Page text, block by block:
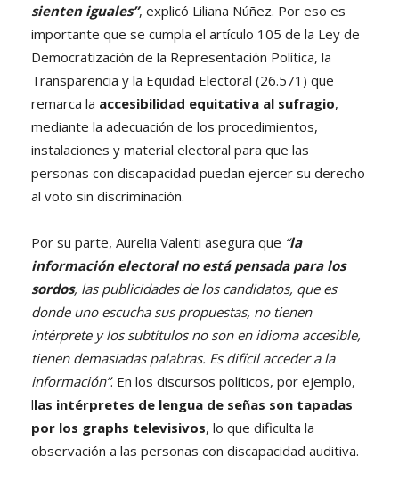
sienten iguales”, explicó Liliana Núñez. Por eso es
importante que se cumpla el artículo 105 de la Ley de
Democratización de la Representación Política, la
Transparencia y la Equidad Electoral (26.571) que
remarca la accesibilidad equitativa al sufragio,
mediante la adecuación de los procedimientos,
instalaciones y material electoral para que las
personas con discapacidad puedan ejercer su derecho
al voto sin discriminación.
Por su parte, Aurelia Valenti asegura que “la
información electoral no está pensada para los
sordos, las publicidades de los candidatos, que es
donde uno escucha sus propuestas, no tienen
intérprete y los subtítulos no son en idioma accesible,
tienen demasiadas palabras. Es difícil acceder a la
información”. En los discursos políticos, por ejemplo,
llas intérpretes de lengua de señas son tapadas
por los graphs televisivos, lo que dificulta la
observación a las personas con discapacidad auditiva.